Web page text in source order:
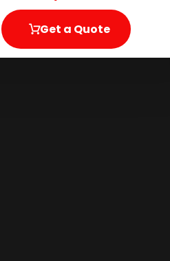
Get a Quote